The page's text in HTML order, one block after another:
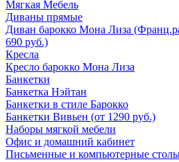
Мягкая Мебель
Диваны прямые
Диван барокко Мона Лиза
690 руб.)
Кресла
Кресло барокко Мона Лиза
Банкетки
Банкетка Нэйтан
Банкетки в стиле Барокко
Банкетки Вивьен (от 1290 руб.)
Наборы мягкой мебели
Офис и домашний кабинет
Письменные и компьютерные